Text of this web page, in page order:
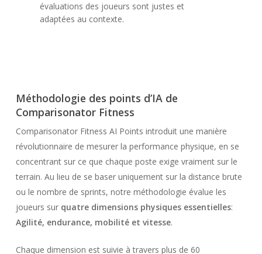
évaluations des joueurs sont justes et
adaptées au contexte.
Méthodologie des points d’IA de
Comparisonator Fitness
Comparisonator Fitness AI Points introduit une manière
révolutionnaire de mesurer la performance physique, en se
concentrant sur ce que chaque poste exige vraiment sur le
terrain. Au lieu de se baser uniquement sur la distance brute
ou le nombre de sprints, notre méthodologie évalue les
joueurs sur quatre dimensions physiques essentielles:
Agilité, endurance, mobilité et vitesse.
Chaque dimension est suivie à travers plus de 60